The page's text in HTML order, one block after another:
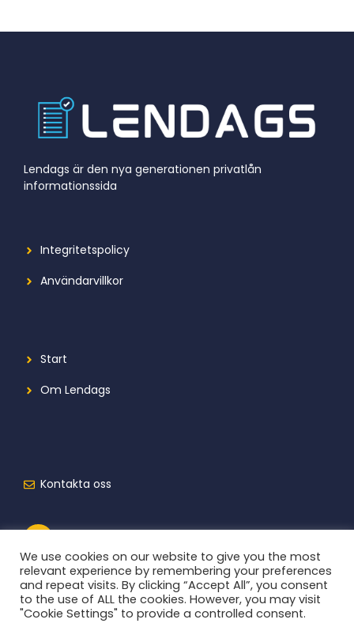
Lendags är den nya generationen privatlån
informationssida
Integritetspolicy
Användarvillkor
Start
Om Lendags
Kontakta oss
We use cookies on our website to give you the most
relevant experience by remembering your preferences
and repeat visits. By clicking “Accept All”, you consent
to the use of ALL the cookies. However, you may visit
"Cookie Settings" to provide a controlled consent.